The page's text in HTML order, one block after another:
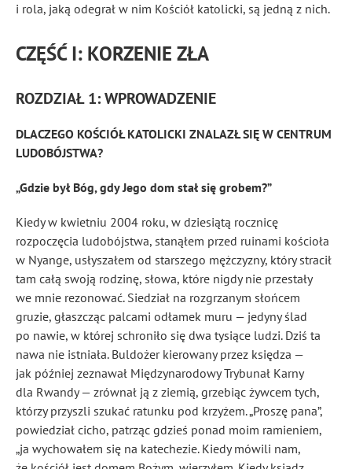
i rola, jaką odegrał w nim Kościół katolicki, są jedną z nich.
CZĘŚĆ I: KORZENIE ZŁA
ROZDZIAŁ 1: WPROWADZENIE
DLACZEGO KOŚCIÓŁ KATOLICKI ZNALAZŁ SIĘ W CENTRUM
LUDOBÓJSTWA?
„Gdzie był Bóg, gdy Jego dom stał się grobem?”
Kiedy w kwietniu 2004 roku, w dziesiątą rocznicę
rozpoczęcia ludobójstwa, stanąłem przed ruinami kościoła
w Nyange, usłyszałem od starszego mężczyzny, który stracił
tam całą swoją rodzinę, słowa, które nigdy nie przestały
we mnie rezonować. Siedział na rozgrzanym słońcem
gruzie, głaszcząc palcami odłamek muru — jedyny ślad
po nawie, w której schroniło się dwa tysiące ludzi. Dziś ta
nawa nie istniała. Buldożer kierowany przez księdza —
jak później zeznawał Międzynarodowy Trybunał Karny
dla Rwandy — zrównał ją z ziemią, grzebiąc żywcem tych,
którzy przyszli szukać ratunku pod krzyżem. „Proszę pana”,
powiedział cicho, patrząc gdzieś ponad moim ramieniem,
„ja wychowałem się na katechezie. Kiedy mówili nam,